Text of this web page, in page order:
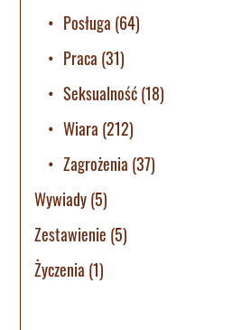
Posługa (64)
Praca (31)
Seksualność(18)
Wiara (212)
Zagrożenia (37)
Wywiady(5)
Zestawienie (5)
Życzenia (1)